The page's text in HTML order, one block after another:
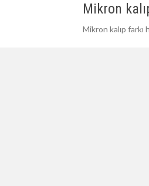
Mikron
Mikron kalıp farkı